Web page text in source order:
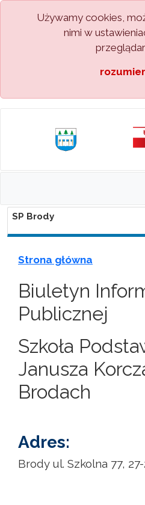
Używamy cookies,
nimi w
SP Brody
Strona główna
Biuletyn
Publicznej
Szkoła
Janusza
Brodach
Adres:
Brody ul. Szkolna 77,